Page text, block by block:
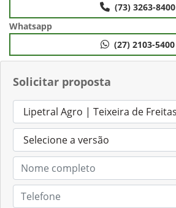
Solicitar proposta
(73) 3263-8400
Whatsapp
(27) 2103-5400